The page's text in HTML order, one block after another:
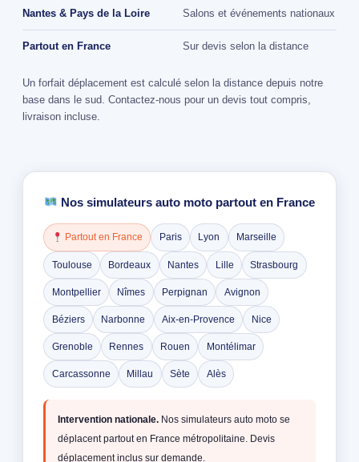
Nantes & Pays de la Loire Salons et événements nationaux
Partout en France Sur devis selon la distance
Un forfait déplacement est calculé selon la distance depuis notre
base dans le sud. Contactez-nous pour un devis tout compris,
livraison incluse.
Nos simulateurs auto moto partout en France
Partout en France Paris Lyon Marseille
Toulouse Bordeaux Nantes Lille Strasbourg
Montpellier Nîmes Perpignan Avignon
Béziers Narbonne Aix-en-Provence Nice
Grenoble Rennes Rouen Montélimar
Carcassonne Millau Sète Alès
Intervention nationale. Nos simulateurs auto moto se
déplacent partout en France métropolitaine. Devis
déplacement inclus sur demande.